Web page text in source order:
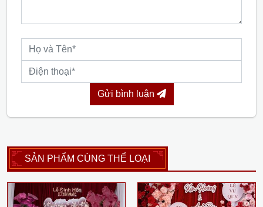
Gửi bình luận
SẢN PHẨM CÙNG THỂ LOẠI